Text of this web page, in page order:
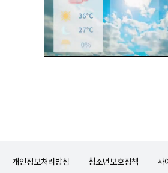
개인정보처리방침 청소년보호정책 사